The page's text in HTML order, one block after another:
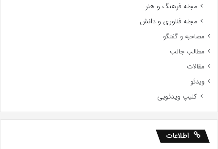
مجله فرهنگ و هنر
مجله فناوری و دانش
مصاحبه و گفتگو
مطالب جالب
مقالات
ویدئو
کلیپ ویدئویی
اطلاعات